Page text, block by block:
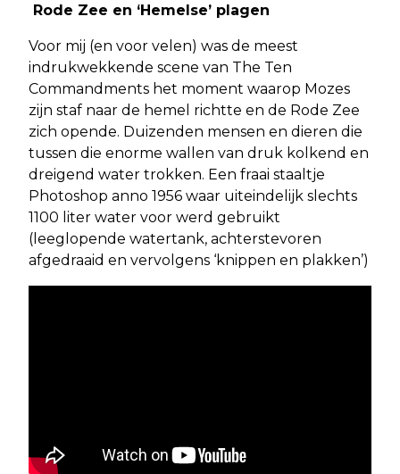
Rode Zee en ‘Hemelse’ plagen
Voor mij (en voor velen) was de meest
indrukwekkende scene van The Ten
Commandments het moment waarop Mozes
zijn staf naar de hemel richtte en de Rode Zee
zich opende. Duizenden mensen en dieren die
tussen die enorme wallen van druk kolkend en
dreigend water trokken. Een fraai staaltje
Photoshop anno 1956 waar uiteindelijk slechts
1100 liter water voor werd gebruikt
(leeglopende watertank, achterstevoren
afgedraaid en vervolgens ‘knippen en plakken’)